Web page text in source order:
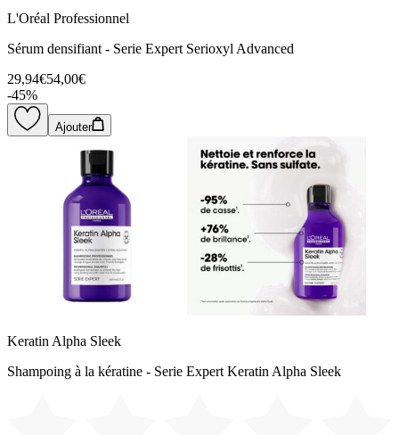
L'Oréal Professionnel
Sérum densifiant - Serie Expert Serioxyl Advanced
29,94€54,00€
-45%
Ajouter
Keratin Alpha Sleek
Shampoing à la kératine - Serie Expert Keratin Alpha Sleek